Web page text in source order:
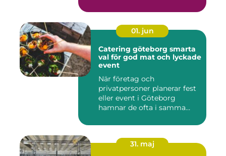
01. jun
Catering göteborg smarta
val för god mat och lyckade
event
När företag och
privatpersoner planerar fest
eller event i Göteborg
hamnar de ofta i samma
31. maj